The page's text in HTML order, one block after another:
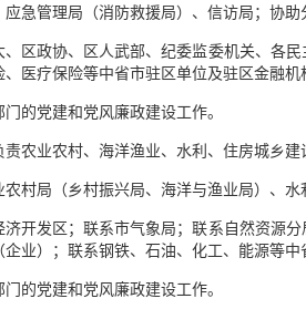
应急管理局（消防救援局）、信访局；协助
、区政协、区人武部、纪委监委机关、各
医疗保险等中省市驻区单位及驻区金融机
门的党建和党风廉政建设工作。
责农业农村、海洋渔业、水利、住房城乡建
农村局（乡村振兴局、海洋与渔业局）、
济开发区；联系市气象局；联系自然资源
业）；联系钢铁、石油、化工、能源等中
门的党建和党风廉政建设工作。